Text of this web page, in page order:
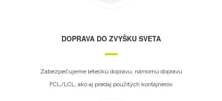
DOPRAVA DO ZVYŠKU SVETA
Zabezpečujeme leteckú dopravu, námornú dopravu
FCL/LCL, ako aj predaj použitých kontajnerov